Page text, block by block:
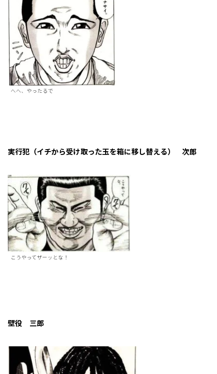
へへ、やったるで
実行犯（イチから受け取った玉を箱に移し替える） 次郎
こうやってザーッとな！
壁役 三郎